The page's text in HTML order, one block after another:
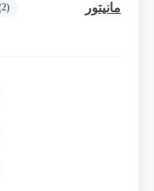
مانیتور (2)